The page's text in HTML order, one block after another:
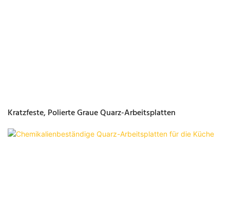
Kratzfeste, Polierte Graue Quarz-Arbeitsplatten